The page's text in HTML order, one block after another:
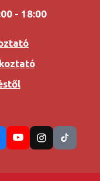
- 18:00